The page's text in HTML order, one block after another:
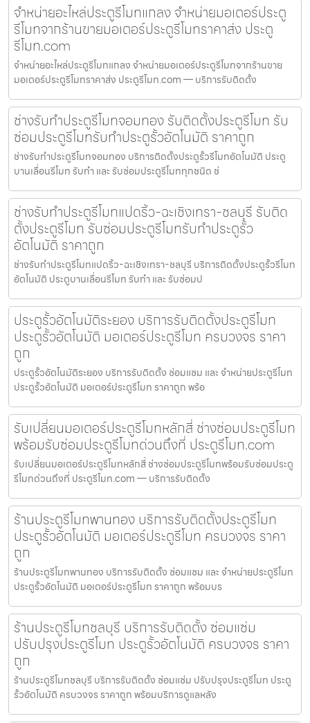
จำหน่ายอะไหล่ประตูรีโมทแกลง จำหน่ายมอเตอร์ประตู
รีโมทจากร้านขายมอเตอร์ประตูรีโมทราคาส่ง ประตู
รีโมท.com
จำหน่ายอะไหล่ประตูรีโมทแกลง จำหน่ายมอเตอร์ประตูรีโมทจากร้านขาย
มอเตอร์ประตูรีโมทราคาส่ง ประตูรีโมท.com — บริการรับติดตั้ง
ช่างรับทำประตูรีโมทจอมทอง รับติดตั้งประตูรีโมท รับ
ซ่อมประตูรีโมทรับทำประตูรั้วอัตโนมัติ ราคาถูก
ช่างรับทำประตูรีโมทจอมทอง บริการติดตั้งประตูรั้วรีโมทอัตโนมัติ ประตู
บานเลื่อนรีโมท รับทำ และ รับซ่อมประตูรีโมททุกชนิด ช่
ช่างรับทำประตูรีโมทแปดริ้ว-ฉะเชิงเทรา-ชลบุรี รับติด
ตั้งประตูรีโมท รับซ่อมประตูรีโมทรับทำประตูรั้ว
อัตโนมัติ ราคาถูก
ช่างรับทำประตูรีโมทแปดริ้ว-ฉะเชิงเทรา-ชลบุรี บริการติดตั้งประตูรั้วรีโมท
อัตโนมัติ ประตูบานเลื่อนรีโมท รับทำ และ รับซ่อมป
ประตูรั้วอัตโนมัติระยอง บริการรับติดตั้งประตูรีโมท
ประตูรั้วอัตโนมัติ มอเตอร์ประตูรีโมท ครบวงจร ราคา
ถูก
ประตูรั้วอัตโนมัติระยอง บริการรับติดตั้ง ซ่อมแซม และ จำหน่ายประตูรีโมท
ประตูรั้วอัตโนมัติ มอเตอร์ประตูรีโมท ราคาถูก พร้อ
รับเปลี่ยนมอเตอร์ประตูรีโมทหลักสี่ ช่างซ่อมประตูรีโมท
พร้อมรับซ่อมประตูรีโมทด่วนถึงที่ ประตูรีโมท.com
รับเปลี่ยนมอเตอร์ประตูรีโมทหลักสี่ ช่างซ่อมประตูรีโมทพร้อมรับซ่อมประตู
รีโมทด่วนถึงที่ ประตูรีโมท.com — บริการรับติดตั้ง
ร้านประตูรีโมทพานทอง บริการรับติดตั้งประตูรีโมท
ประตูรั้วอัตโนมัติ มอเตอร์ประตูรีโมท ครบวงจร ราคา
ถูก
ร้านประตูรีโมทพานทอง บริการรับติดตั้ง ซ่อมแซม และ จำหน่ายประตูรีโมท
ประตูรั้วอัตโนมัติ มอเตอร์ประตูรีโมท ราคาถูก พร้อมบร
ร้านประตูรีโมทชลบุรี บริการรับติดตั้ง ซ่อมแซ่ม
ปรับปรุงประตูรีโมท ประตูรั้วอัตโนมัติ ครบวงจร ราคา
ถูก
ร้านประตูรีโมทชลบุรี บริการรับติดตั้ง ซ่อมแซ่ม ปรับปรุงประตูรีโมท ประตู
รั้วอัตโนมัติ ครบวงจร ราคาถูก พร้อมบริการดูแลหลัง